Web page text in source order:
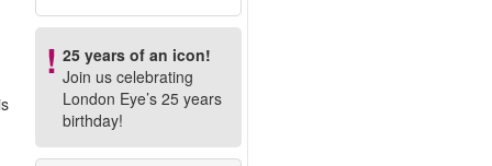
25 years of an icon!
Join us celebrating
London Eye’s 25 years
birthday!